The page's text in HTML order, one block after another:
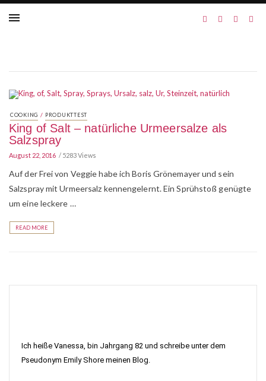
COOKING / PRODUKTTEST
King of Salt – natürliche Urmeersalze als
Salzspray
August 22, 2016 5283 Views
Auf der Frei von Veggie habe ich Boris Grönemayer und sein
Salzspray mit Urmeersalz kennengelernt. Ein Sprühstoß genügte
um eine leckere …
READ MORE
Ich heiße Vanessa, bin Jahrgang 82 und schreibe unter dem
Pseudonym Emily Shore meinen Blog.